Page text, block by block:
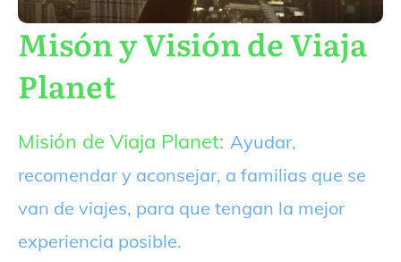
Misón y Visión de Viaja
Planet
Misión de Viaja Planet: Ayudar,
recomendar y aconsejar, a familias que se
van de viajes, para que tengan la mejor
experiencia posible.